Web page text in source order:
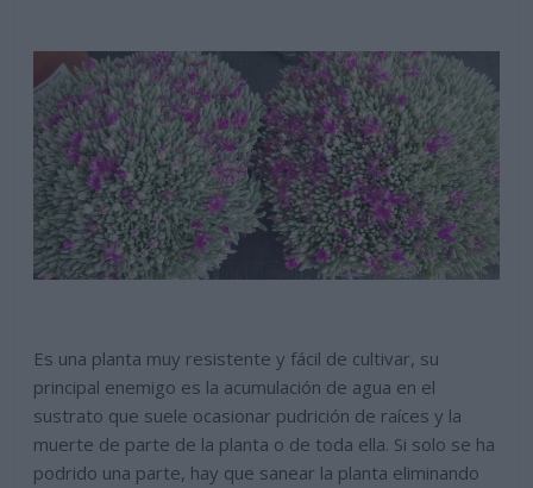
Es una planta muy resistente y fácil de cultivar, su
principal enemigo es la acumulación de agua en el
sustrato que suele ocasionar pudrición de raíces y la
muerte de parte de la planta o de toda ella. Si solo se ha
podrido una parte, hay que sanear la planta eliminando